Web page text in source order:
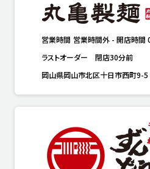
営業時間 営業時間外 - 開店時間
ラストオーダー　閉店30分前
岡山県岡山市北区十日市西町9-5